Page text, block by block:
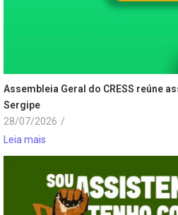
Assembleia Geral do CRESS reúne
Sergipe
28/07/2026 /
Leia mais